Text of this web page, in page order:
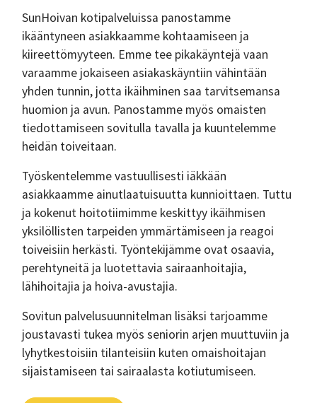
SunHoivan kotipalveluissa panostamme
ikääntyneen asiakkaamme kohtaamiseen ja
kiireettömyyteen. Emme tee pikakäyntejä vaan
varaamme jokaiseen asiakaskäyntiin vähintään
yhden tunnin, jotta ikäihminen saa tarvitsemansa
huomion ja avun. Panostamme myös omaisten
tiedottamiseen sovitulla tavalla ja kuuntelemme
heidän toiveitaan.
Työskentelemme vastuullisesti iäkkään
asiakkaamme ainutlaatuisuutta kunnioittaen. Tuttu
ja kokenut hoitotiimimme keskittyy ikäihmisen
yksilöllisten tarpeiden ymmärtämiseen ja reagoi
toiveisiin herkästi. Työntekijämme ovat osaavia,
perehtyneitä ja luotettavia sairaanhoitajia,
lähihoitajia ja hoiva-avustajia.
Sovitun palvelusuunnitelman lisäksi tarjoamme
joustavasti tukea myös seniorin arjen muuttuviin ja
lyhytkestoisiin tilanteisiin kuten omaishoitajan
sijaistamiseen tai sairaalasta kotiutumiseen.